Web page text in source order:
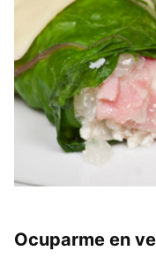
Ocuparme en